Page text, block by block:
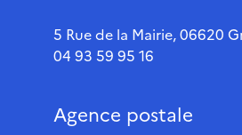
5 Rue de la Mairie, 06620
04 93 59 95 16
Agence postale